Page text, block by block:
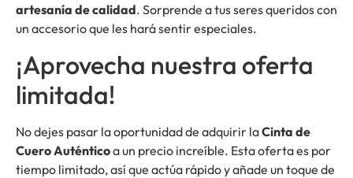
artesanía de calidad. Sorprende a tus seres queridos con
un accesorio que les hará sentir especiales.
¡Aprovecha nuestra oferta
limitada!
No dejes pasar la oportunidad de adquirir laCinta de
Cuero Auténticoa un precio increíble. Esta oferta es por
tiempo limitado, así que actúa rápido y añade un toque de